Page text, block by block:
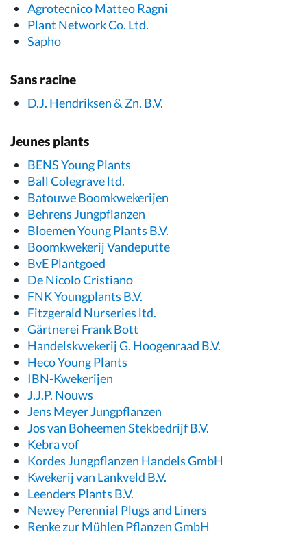
Agrotecnico Matteo Ragni
Plant Network Co. Ltd.
Sapho
Sans racine
D.J. Hendriksen & Zn. B.V.
Jeunes plants
BENS Young Plants
Ball Colegrave ltd.
Batouwe Boomkwekerijen
Behrens Jungpflanzen
Bloemen Young Plants B.V.
Boomkwekerij Vandeputte
BvE Plantgoed
De Nicolo Cristiano
FNK Youngplants B.V.
Fitzgerald Nurseries ltd.
Gärtnerei Frank Bott
Handelskwekerij G. Hoogenraad B.V.
Heco Young Plants
IBN-Kwekerijen
J.J.P. Nouws
Jens Meyer Jungpflanzen
Jos van Boheemen Stekbedrijf B.V.
Kebra vof
Kordes Jungpflanzen Handels GmbH
Kwekerij van Lankveld B.V.
Leenders Plants B.V.
Newey Perennial Plugs and Liners
Renke zur Mühlen Pflanzen GmbH